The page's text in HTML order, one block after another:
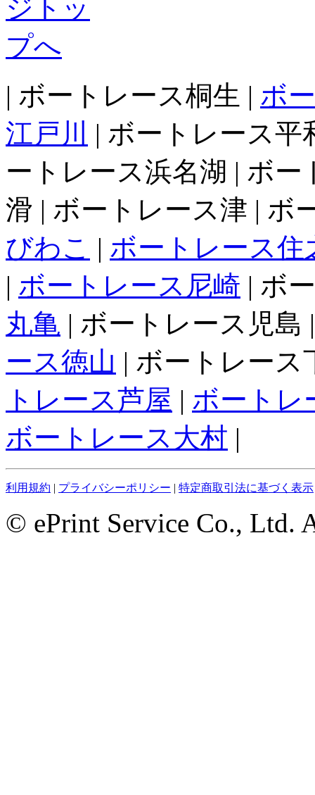
| ボートレース桐生 | ボ
江戸川
| ボートレース平
ートレース浜名湖 | ボ
滑 | ボートレース津 | ボ
びわこ | ボートレース住
| ボートレース尼崎 | ボ
丸亀 | ボートレース児島
ース徳山 | ボートレー
トレース芦屋 | ボートレ
ボートレース大村 |
利用規約 | プライバシーポリシー | 特定商取引法に基づく表示
© ePrint Service Co., Ltd.